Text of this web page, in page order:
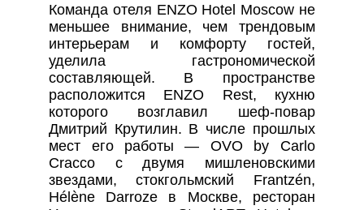
Команда отеля ENZO Hotel Moscow не
меньшее внимание, чем трендовым
интерьерам и комфорту гостей,
уделила гастрономической
составляющей. В пространстве
расположится ENZO Rest, кухню
которого возглавил шеф-повар
Дмитрий Крутилин. В числе прошлых
мест его работы — OVO by Carlo
Cracco с двумя мишленовскими
звездами, стокгольмский Frantzén,
Hélène Darroze в Москве, ресторан